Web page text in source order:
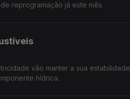
reprogramação já este mês
vão manter a sua estabilidade
hídrica.